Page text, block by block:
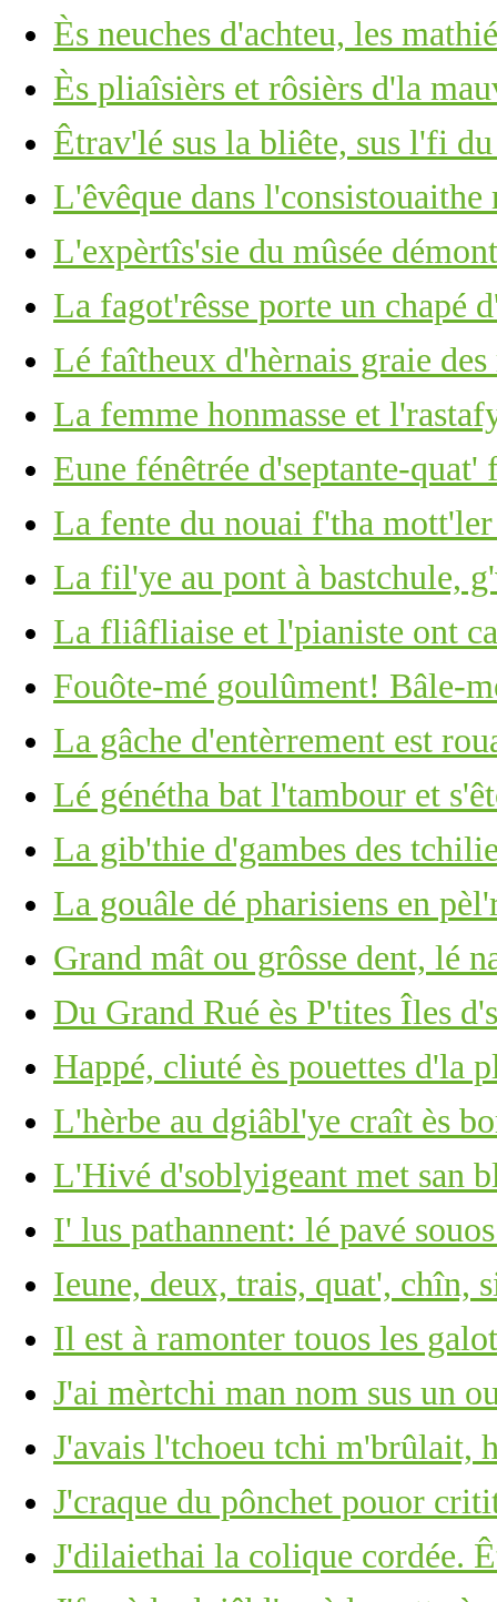
Ès neuches d'achteu, les
Ès pliaîsièrs et rôsièrs d'la
Êtrav'lé sus la bliête, sus l'fi
L'êvêque dans l'consistouaithe
L'expèrtîs'sie du mûsée
La fagot'rêsse porte un chapé
Lé faîtheux d'hèrnais graie des
La femme honmasse et
Eune fénêtrée d'septante-quat'
La fente du nouai f'tha
La fil'ye au pont à bastchule,
La fliâfliaise et l'pianiste ont
Fouôte-mé goulûment! Bâle-
La gâche d'entèrrement est
Lé génétha bat l'tambour et
La gib'thie d'gambes des
La gouâle dé pharisiens en
Grand mât ou grôsse dent, lé
Du Grand Rué ès P'tites Îles
Happé, cliuté ès pouettes d'la
L'hèrbe au dgiâbl'ye craît ès
L'Hivé d'soblyigeant met san
I' lus pathannent: lé pavé
Ieune, deux, trais, quat', chîn,
Il est à ramonter touos les
J'ai mèrtchi man nom sus un
J'avais l'tchoeu tchi m'brûlait,
J'craque du pônchet pouor
J'dilaiethai la colique cordée.